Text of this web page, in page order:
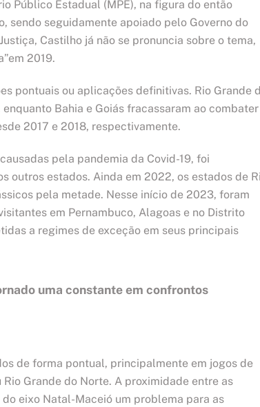
Público Estadual (MPE), na figura do então
sendo seguidamente apoiado pelo Governo do
Castilho já não se pronuncia sobre o tema,
2019.
pontuais ou aplicações definitivas. Rio Grande
Bahia e Goiás fracassaram ao
2017 e 2018, respectivamente.
pela pandemia da Covid-19, foi
outros estados. Ainda em 2022, os estados de
pela metade. Nesse início de 2023, foram
em Pernambuco, Alagoas e no Distrito
a regimes de exceção em seus principais
uma constante em confrontos
de forma pontual, principalmente em jogos de
Grande do Norte. A proximidade entre as
eixo Natal-Maceió um problema para as